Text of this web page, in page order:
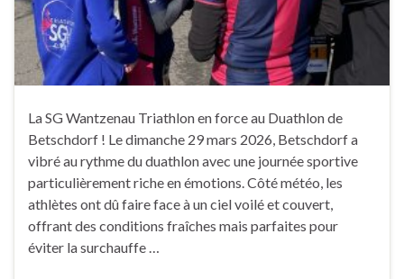
La SG Wantzenau Triathlon en force au Duathlon de
Betschdorf ! Le dimanche 29 mars 2026, Betschdorf a
vibré au rythme du duathlon avec une journée sportive
particulièrement riche en émotions. Côté météo, les
athlètes ont dû faire face à un ciel voilé et couvert,
offrant des conditions fraîches mais parfaites pour
éviter la surchauffe …